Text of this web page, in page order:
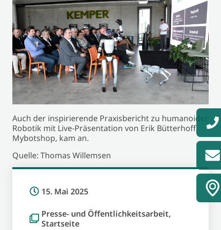
Auch der inspirierende Praxisbericht zu humanoider
Robotik mit Live-Präsentation von Erik Bütterhoff,
Mybotshop, kam an.
Quelle: Thomas Willemsen
15. Mai 2025
Presse- und Öffentlichkeitsarbeit,
Startseite